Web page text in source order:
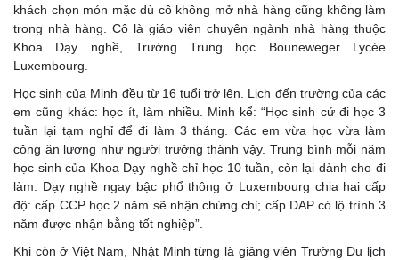
khách chọn món mặc dù cô không mở nhà hàng cũng không làm
trong nhà hàng. Cô là giáo viên chuyên ngành nhà hàng thuộc
Khoa Dạy nghề, Trường Trung học Bouneweger Lycée
Luxembourg.
Học sinh của Minh đều từ 16 tuổi trở lên. Lịch đến trường của các
em cũng khác: học ít, làm nhiều. Minh kể: “Học sinh cứ đi học 3
tuần lại tạm nghỉ để đi làm 3 tháng. Các em vừa học vừa làm
công ăn lương như người trưởng thành vậy. Trung bình mỗi năm
học sinh của Khoa Dạy nghề chỉ học 10 tuần, còn lại dành cho đi
làm. Dạy nghề ngay bậc phổ thông ở Luxembourg chia hai cấp
độ: cấp CCP học 2 năm sẽ nhận chứng chỉ; cấp DAP có lộ trình 3
năm được nhận bằng tốt nghiệp”.
Khi còn ở Việt Nam, Nhật Minh từng là giảng viên Trường Du lịch